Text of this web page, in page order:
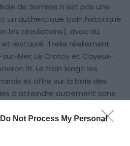
Do Not Process My Personal
de Somme n’est pas une
un authentique train historique
les circulations), avec du
restauré. Il relie réellement
Mer, Le Crotoy et Cayeux-
1h. Le train longe les
et offre sur la baie des
à atteindre autrement sans
sans effort.